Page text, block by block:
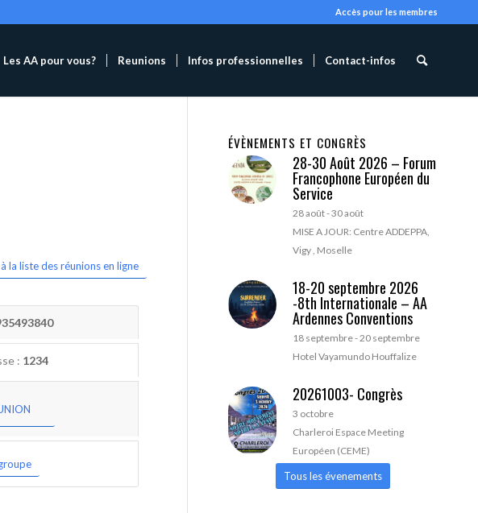
Accès pour les membres
Les AA pour vous? Reunions Infos professionnelles Contact-infos
la liste des réunions en ligne
: 1234
ÉVÈNEMENTS ET CONGRÈS
28-30 Août 2026 – Forum
Francophone Européen du
Service
28 août-30 août
MISE A JOUR: Centre ADDEPPA,
Vigy , Moselle
18-20 septembre 2026
-8th Internationale – AA
Ardennes Conventions
18 septembre-20 septembre
Hotel Vayamundo Houffalize
20261003- Congrès
3 octobre
Charleroi Espace Meeting
Européen (CEME)
Tous les évenements